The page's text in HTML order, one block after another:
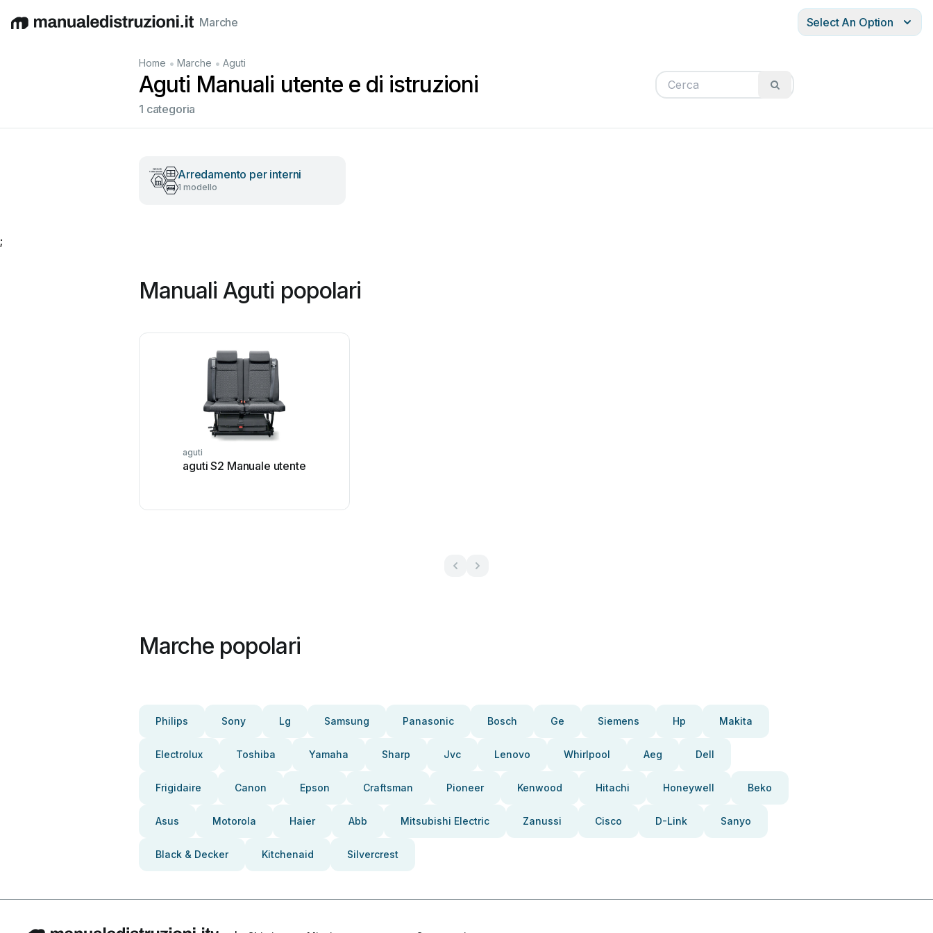
EnglishDeutschEspañol Italiano Français
Marche Select An Option
Home • Marche • Aguti
Aguti Manuali utente e di istruzioni
1 categoria
Arredamento per interni
1 modello
;
Manuali Aguti popolari
aguti
aguti S2 Manuale utente
Marche popolari
Philips Sony Lg Samsung Panasonic Bosch Ge Siemens Hp Makita
Electrolux Toshiba Yamaha Sharp Jvc Lenovo Whirlpool Aeg Dell
Frigidaire Canon Epson Craftsman Pioneer Kenwood Hitachi Honeywell Beko
Asus Motorola Haier Abb Mitsubishi Electric Zanussi Cisco D-Link Sanyo
Black & Decker Kitchenaid Silvercrest